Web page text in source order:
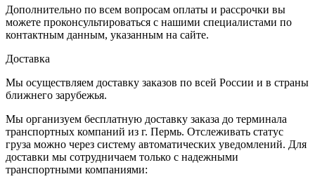
Дополнительно по всем вопросам оплаты и рассрочки вы
можете проконсультироваться с нашими специалистами по
контактным данным, указанным на сайте.
Доставка
Мы осуществляем доставку заказов по всей России и в страны
ближнего зарубежья.
Мы организуем бесплатную доставку заказа до терминала
транспортных компаний из г. Пермь. Отслеживать статус
груза можно через систему автоматических уведомлений. Для
доставки мы сотрудничаем только с надежными
транспортными компаниями: